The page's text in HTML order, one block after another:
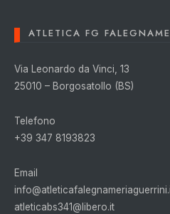
ATLETICA FG
Via Leonardo da Vinci, 13
25010 – Borgosatollo (BS)
Telefono
+39 347 8193823
Email
atleticabs341@libero.it